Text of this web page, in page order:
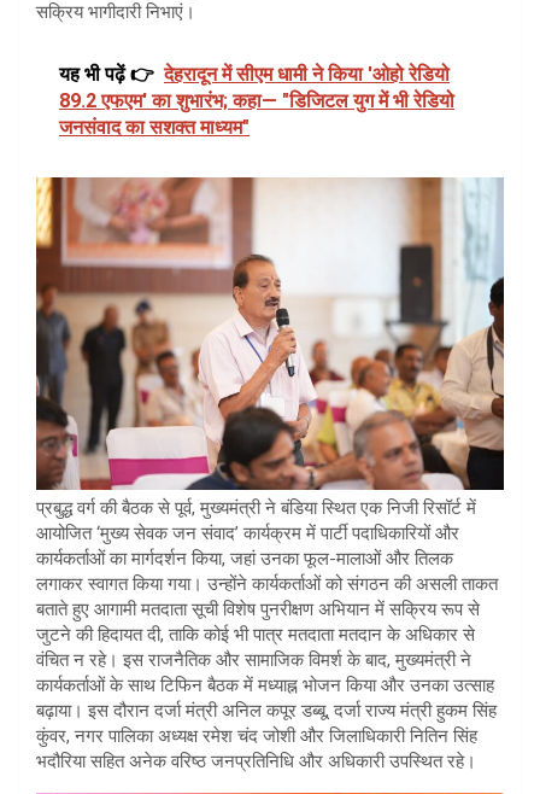
सक्रिय भागीदारी निभाएं।
यह भी पढ़ें 👉 देहरादून में सीएम धामी ने किया 'ओहो रेडियो
89.2 एफएम' का शुभारंभ; कहा— "डिजिटल युग में भी रेडियो
जनसंवाद का सशक्त माध्यम"
प्रबुद्ध वर्ग की बैठक से पूर्व, मुख्यमंत्री ने बंडिया स्थित एक निजी रिसॉर्ट में
आयोजित ‘मुख्य सेवक जन संवाद’ कार्यक्रम में पार्टी पदाधिकारियों और
कार्यकर्ताओं का मार्गदर्शन किया, जहां उनका फूल-मालाओं और तिलक
लगाकर स्वागत किया गया। उन्होंने कार्यकर्ताओं को संगठन की असली ताकत
बताते हुए आगामी मतदाता सूची विशेष पुनरीक्षण अभियान में सक्रिय रूप से
जुटने की हिदायत दी, ताकि कोई भी पात्र मतदाता मतदान के अधिकार से
वंचित न रहे। इस राजनैतिक और सामाजिक विमर्श के बाद, मुख्यमंत्री ने
कार्यकर्ताओं के साथ टिफिन बैठक में मध्याह्न भोजन किया और उनका उत्साह
बढ़ाया। इस दौरान दर्जा मंत्री अनिल कपूर डब्बू, दर्जा राज्य मंत्री हुकम सिंह
कुंवर, नगर पालिका अध्यक्ष रमेश चंद जोशी और जिलाधिकारी नितिन सिंह
भदौरिया सहित अनेक वरिष्ठ जनप्रतिनिधि और अधिकारी उपस्थित रहे।